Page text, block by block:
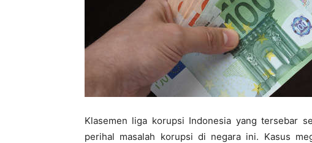
Indonesia
Klasemen liga korupsi Indonesia yang tersebar
perihal masalah korupsi di negara ini. Kasus